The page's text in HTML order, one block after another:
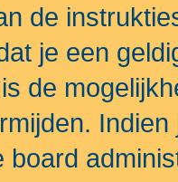
de
je een
de
board